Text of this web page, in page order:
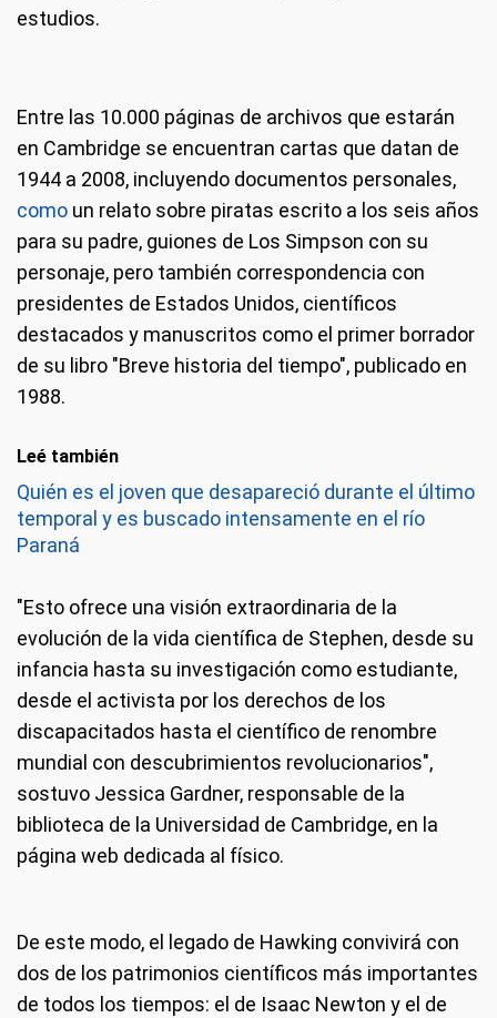
estudios.
Entre las 10.000 páginas de archivos que estarán
en Cambridge se encuentran cartas que datan de
1944 a 2008, incluyendo documentos personales,
como un relato sobre piratas escrito a los seis años
para su padre, guiones de Los Simpson con su
personaje, pero también correspondencia con
presidentes de Estados Unidos, científicos
destacados y manuscritos como el primer borrador
de su libro "Breve historia del tiempo", publicado en
1988.
Leé también
Quién es el joven que desapareció durante el último
temporal y es buscado intensamente en el río
Paraná
"Esto ofrece una visión extraordinaria de la
evolución de la vida científica de Stephen, desde su
infancia hasta su investigación como estudiante,
desde el activista por los derechos de los
discapacitados hasta el científico de renombre
mundial con descubrimientos revolucionarios",
sostuvo Jessica Gardner, responsable de la
biblioteca de la Universidad de Cambridge, en la
página web dedicada al físico.
De este modo, el legado de Hawking convivirá con
dos de los patrimonios científicos más importantes
de todos los tiempos: el de Isaac Newton y el de